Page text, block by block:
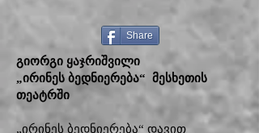
Share
გიორგი ყაჯრიშვილი
„ირინეს ბედნიერება“ მესხეთის
თეატრში
„ირინეს ბედნიერება“ დავით